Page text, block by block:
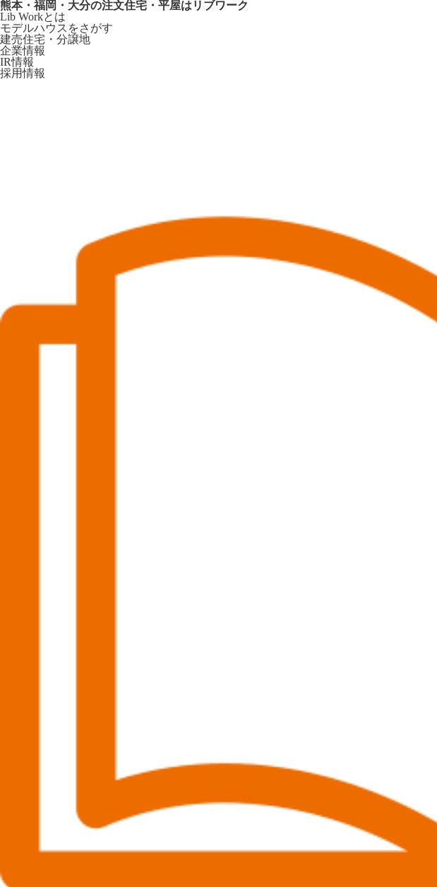
熊本・福岡・大分の注文住宅・平屋はリブワーク
Lib Workとは
モデルハウスをさがす
建売住宅・分譲地
企業情報
IR情報
採用情報